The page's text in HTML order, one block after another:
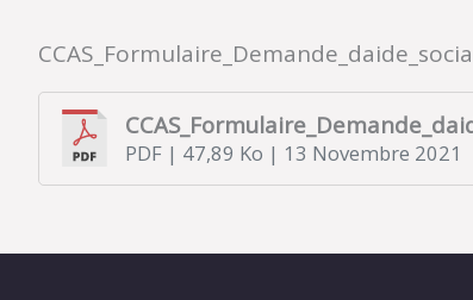
PDF | 47,89 Ko | 13 Novembre 2021